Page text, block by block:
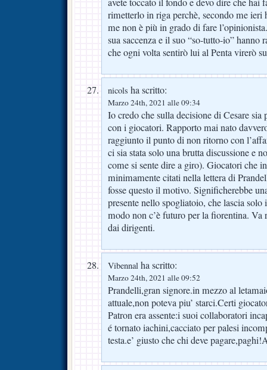
rimetterlo in riga perchè, secondo me ieri
me non è più in grado di fare
sua saccenza e il suo “so-tutto-io” hanno
che ogni volta sentirò lui al Penta virerò
nicols ha scritto:
Marzo 24th, 2021 alle 09:34
Io credo che sulla decisione di Cesare
con i giocatori. Rapporto mai nato
raggiunto il punto di non ritorno con
ci sia stata solo una brutta discussione e
come si sente dire a giro). Giocatori che
minimamente citati nella lettera di
fosse questo il motivo. Significherebbe
presente nello spogliatoio, che lascia
modo non c’è futuro per la fiorentina.
dai dirigenti.
Vibennal ha scritto:
Marzo 24th, 2021 alle 09:52
Prandelli,gran signore.in mezzo al
attuale,non poteva piu’ starci.Certi
Patron era assente:i suoi collaboratori
é tornato iachini,cacciato per palesi
testa.e’ giusto che chi deve